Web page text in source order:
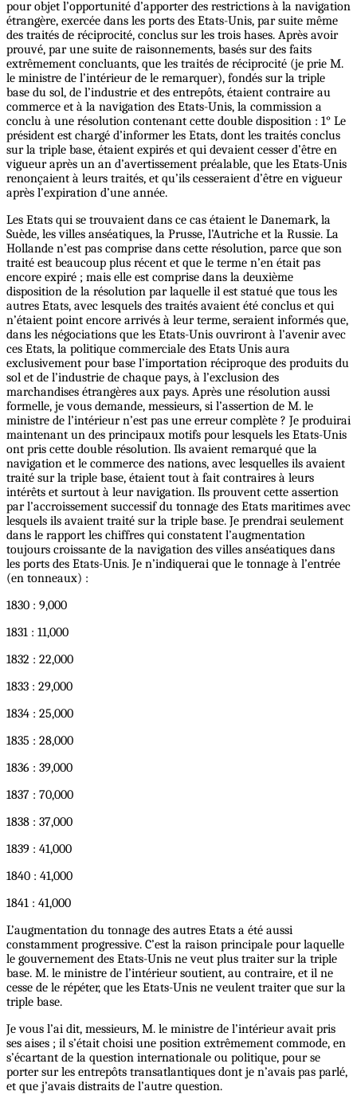
pour objet l’opportunité d’apporter des restrictions à la navigation
étrangère, exercée dans les ports des Etats-Unis, par suite même
des traités de réciprocité, conclus sur les trois hases. Après avoir
prouvé, par une suite de raisonnements, basés sur des faits
extrêmement concluants, que les traités de réciprocité (je prie M.
le ministre de l’intérieur de le remarquer), fondés sur la triple
base du sol, de l’industrie et des entrepôts, étaient contraire au
commerce et à la navigation des Etats-Unis, la commission a
conclu à une résolution contenant cette double disposition : 1° Le
président est chargé d’informer les Etats, dont les traités conclus
sur la triple base, étaient expirés et qui devaient cesser d’être en
vigueur après un an d’avertissement préalable, que les Etats-Unis
renonçaient à leurs traités, et qu’ils cesseraient d’être en vigueur
après l’expiration d’une année.
Les Etats qui se trouvaient dans ce cas étaient le Danemark, la
Suède, les villes anséatiques, la Prusse, l’Autriche et la Russie. La
Hollande n’est pas comprise dans cette résolution, parce que son
traité est beaucoup plus récent et que le terme n’en était pas
encore expiré ; mais elle est comprise dans la deuxième
disposition de la résolution par laquelle il est statué que tous les
autres Etats, avec lesquels des traités avaient été conclus et qui
n’étaient point encore arrivés à leur terme, seraient informés que,
dans les négociations que les Etats-Unis ouvriront à l’avenir avec
ces Etats, la politique commerciale des Etats Unis aura
exclusivement pour base l’importation réciproque des produits du
sol et de l’industrie de chaque pays, à l’exclusion des
marchandises étrangères aux pays. Après une résolution aussi
formelle, je vous demande, messieurs, si l’assertion de M. le
ministre de l’intérieur n’est pas une erreur complète ? Je produirai
maintenant un des principaux motifs pour lesquels les Etats-Unis
ont pris cette double résolution. Ils avaient remarqué que la
navigation et le commerce des nations, avec lesquelles ils avaient
traité sur la triple base, étaient tout à fait contraires à leurs
intérêts et surtout à leur navigation. Ils prouvent cette assertion
par l’accroissement successif du tonnage des Etats maritimes avec
lesquels ils avaient traité sur la triple base. Je prendrai seulement
dans le rapport les chiffres qui constatent l’augmentation
toujours croissante de la navigation des villes anséatiques dans
les ports des Etats-Unis. Je n’indiquerai que le tonnage à l’entrée
(en tonneaux) :
1830 : 9,000
1831 : 11,000
1832 : 22,000
1833 : 29,000
1834 : 25,000
1835 : 28,000
1836 : 39,000
1837 : 70,000
1838 : 37,000
1839 : 41,000
1840 : 41,000
1841 : 41,000
L’augmentation du tonnage des autres Etats a été aussi
constamment progressive. C’est la raison principale pour laquelle
le gouvernement des Etats-Unis ne veut plus traiter sur la triple
base. M. le ministre de l’intérieur soutient, au contraire, et il ne
cesse de le répéter, que les Etats-Unis ne veulent traiter que sur la
triple base.
Je vous l’ai dit, messieurs, M. le ministre de l’intérieur avait pris
ses aises ; il s’était choisi une position extrêmement commode, en
s’écartant de la question internationale ou politique, pour se
porter sur les entrepôts transatlantiques dont je n’avais pas parlé,
et que j’avais distraits de l’autre question.